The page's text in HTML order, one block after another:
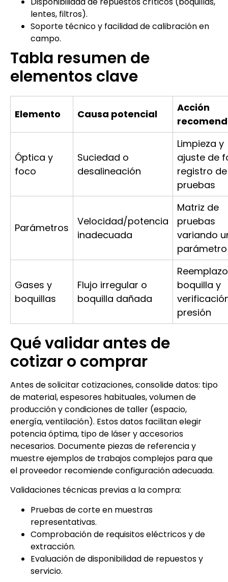
lentes, filtros).
Soporte técnico y facilidad de calibración en
campo.
Tabla resumen de
elementos clave
Elemento Causa potencial
Acción
Óptica y
foco
Suciedad o
desalineación
Limpieza y
ajuste de
registro de
pruebas
Parámetros
Velocidad/potencia
inadecuada
Matriz de
pruebas
variando
parámetro
Gases y
boquillas
Flujo irregular o
boquilla dañada
boquilla y
presión
Qué validar antes de
cotizar o comprar
Antes de solicitar cotizaciones, consolide datos: tipo
de material, espesores habituales, volumen de
producción y condiciones de taller (espacio,
energía, ventilación). Estos datos facilitan elegir
potencia óptima, tipo de láser y accesorios
necesarios. Documente piezas de referencia y
muestre ejemplos de trabajos complejos para que
el proveedor recomiende configuración adecuada.
Validaciones técnicas previas a la compra:
Pruebas de corte en muestras
representativas.
Comprobación de requisitos eléctricos y de
extracción.
Evaluación de disponibilidad de repuestos y
servicio.